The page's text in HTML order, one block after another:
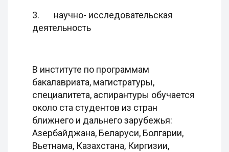
3. научно- исследовательская
деятельность
В институте по программам
бакалавриата, магистратуры,
специалитета, аспирантуры обучается
около ста студентов из стран
ближнего и дальнего зарубежья:
Азербайджана, Беларуси, Болгарии,
Вьетнама, Казахстана, Киргизии,